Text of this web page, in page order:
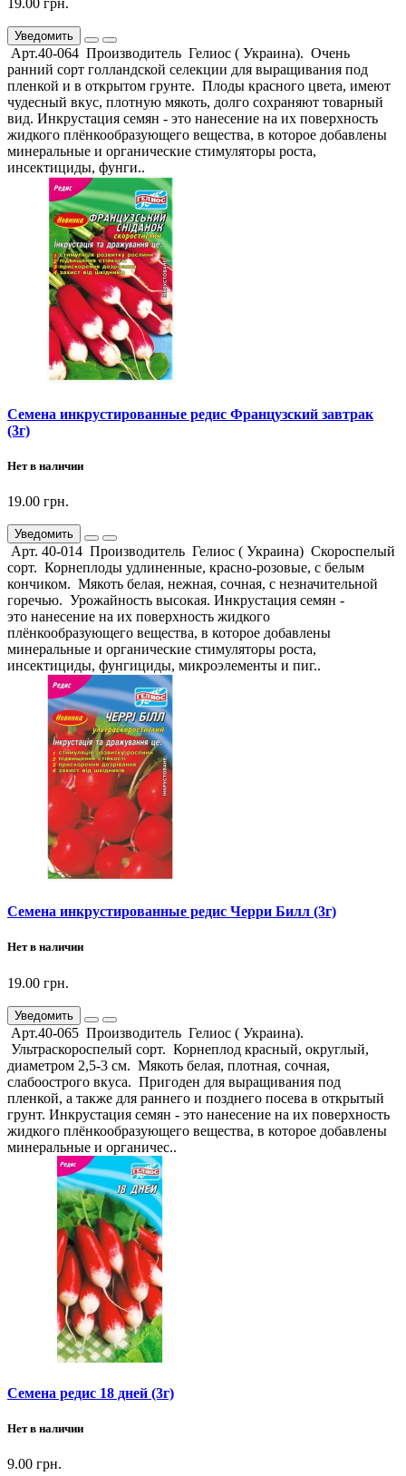
19.00 грн.
Уведомить
Арт.40-064 Производитель Гелиос ( Украина). Очень
ранний сорт голландской селекции для выращивания под
пленкой и в открытом грунте. Плоды красного цвета, имеют
чудесный вкус, плотную мякоть, долго сохраняют товарный
вид. Инкрустация семян - это нанесение на их поверхность
жидкого плёнкообразующего вещества, в которое добавлены
минеральные и органические стимуляторы роста,
инсектициды, фунги..
Семена инкрустированные редис Французский завтрак
(3г)
Нет в наличии
19.00 грн.
Уведомить
Арт. 40-014 Производитель Гелиос ( Украина) Скороспелый
сорт. Корнеплоды удлиненные, красно-розовые, с белым
кончиком. Мякоть белая, нежная, сочная, с незначительной
горечью. Урожайность высокая. Инкрустация семян -
это нанесение на их поверхность жидкого
плёнкообразующего вещества, в которое добавлены
минеральные и органические стимуляторы роста,
инсектициды, фунгициды, микроэлементы и пиг..
Семена инкрустированные редис Черри Билл (3г)
Нет в наличии
19.00 грн.
Уведомить
Арт.40-065 Производитель Гелиос ( Украина).
Ультраскороспелый сорт. Корнеплод красный, округлый,
диаметром 2,5-3 см. Мякоть белая, плотная, сочная,
слабоострого вкуса. Пригоден для выращивания под
пленкой, а также для раннего и позднего посева в открытый
грунт. Инкрустация семян - это нанесение на их поверхность
жидкого плёнкообразующего вещества, в которое добавлены
минеральные и органичес..
Семена редис 18 дней (3г)
Нет в наличии
9.00 грн.